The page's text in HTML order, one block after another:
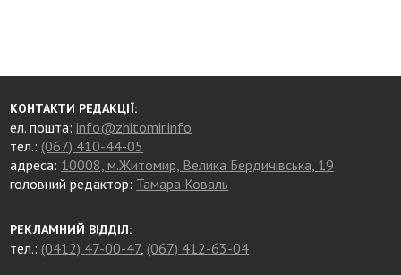
КОНТАКТИ РЕДАКЦІЇ:
ел. пошта:info@zhitomir.info
тел.: (067) 410-44-05
адреса: 10008, м.Житомир, Велика Бердичівська, 19
головний редактор: Тамара Коваль
РЕКЛАМНИЙ ВІДДІЛ:
тел.: (0412) 47-00-47, (067) 412-63-04